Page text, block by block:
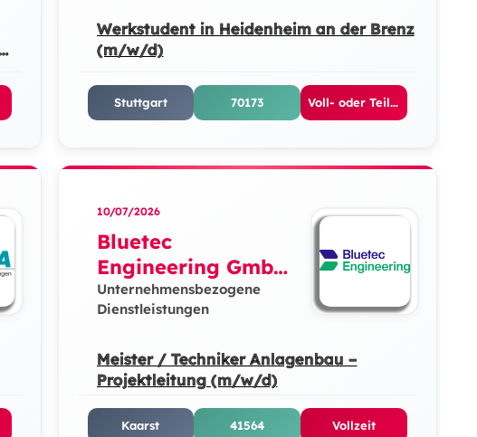
Werkstudent in Heidenheim an der Brenz
(m/w/d)
Stuttgart 70173 Voll- oder Teilzeit
10/07/2026
Bluetec
Engineering GmbH
& Co. KG
Unternehmensbezogene
Dienstleistungen
Meister / Techniker Anlagenbau –
Projektleitung (m/w/d)
Kaarst 41564 Vollzeit